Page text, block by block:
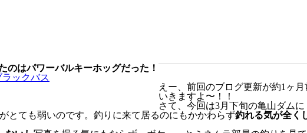
のはパワーバルキーホッグだった！
ラックバス
えー、前回のブログ更新が約1ヶ
いきますよ〜！！
さて、今回は3月下旬の亀山ダム
とても弱いのです。釣りに来て居るのにもかかわらず釣れる気が全く